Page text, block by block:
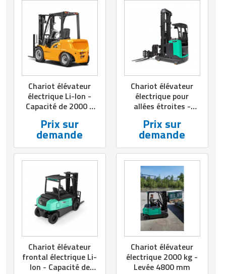
Chariot élévateur
électrique Li-Ion -
Capacité de 2000 à
Prix sur
demande
Chariot élévateur
électrique pour
allées étroites -
1500 kg
Prix sur
demande
Chariot élévateur
frontal électrique Li-
Ion - Capacité de
Chariot élévateur
électrique 2000 kg -
Levée 4800 mm